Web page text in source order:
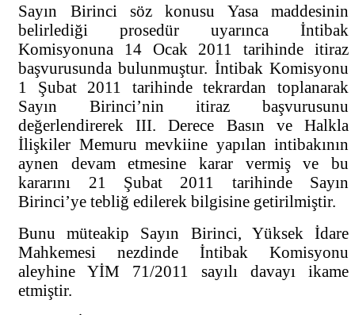
Sayın Birinci söz konusu Yasa maddesinin
belirlediği prosedür uyarınca İntibak
Komisyonuna 14 Ocak 2011 tarihinde itiraz
başvurusunda bulunmuştur. İntibak Komisyonu
1 Şubat 2011 tarihinde tekrardan toplanarak
Sayın Birinci’nin itiraz başvurusunu
değerlendirerek III. Derece Basın ve Halkla
İlişkiler Memuru mevkiine yapılan intibakının
aynen devam etmesine karar vermiş ve bu
kararını 21 Şubat 2011 tarihinde Sayın
Birinci’ye tebliğ edilerek bilgisine getirilmiştir.
Bunu müteakip Sayın Birinci, Yüksek İdare
Mahkemesi nezdinde İntibak Komisyonu
aleyhine YİM 71/2011 sayılı davayı ikame
etmiştir.